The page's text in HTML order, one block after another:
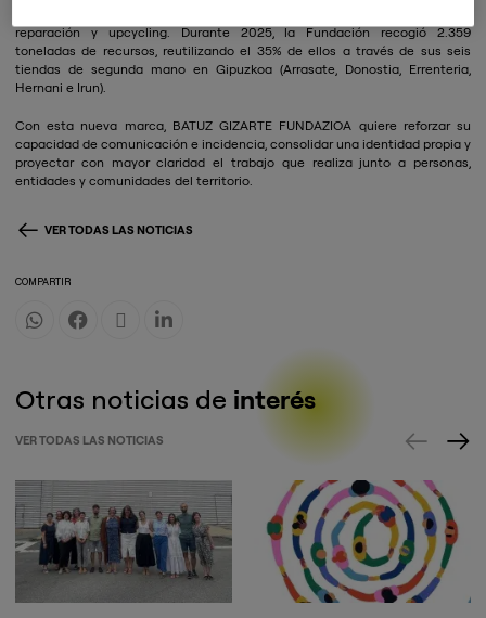
reparación y upcycling. Durante 2025, la Fundación recogió 2.359
toneladas de recursos, reutilizando el 35% de ellos a través de sus seis
tiendas de segunda mano en Gipuzkoa (Arrasate, Donostia, Errenteria,
Hernani e Irun).
Con esta nueva marca, BATUZ GIZARTE FUNDAZIOA quiere reforzar su
capacidad de comunicación e incidencia, consolidar una identidad propia y
proyectar con mayor claridad el trabajo que realiza junto a personas,
entidades y comunidades del territorio.
VER TODAS LAS NOTICIAS
COMPARTIR
Otras noticias de interés
VER TODAS LAS NOTICIAS